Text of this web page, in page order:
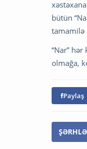
bütün
tamamilə
“Nar”
olmağa,
Paylaş